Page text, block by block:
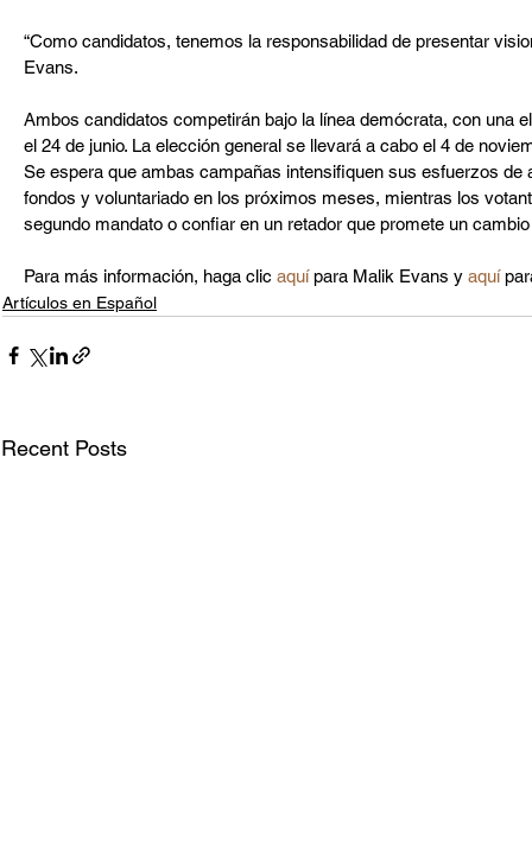
“Como candidatos, tenemos la responsabilidad de presentar
Evans.
Ambos candidatos competirán bajo la línea demócrata, con una
el 24 de junio. La elección general se llevará a cabo el 4 de
Se espera que ambas campañas intensifiquen sus esfuerzos
fondos y voluntariado en los próximos meses, mientras los
segundo mandato o confiar en un retador que promete un
Para más información, haga clic aquí para Malik Evans y aquí
Artículos en Español
Recent Posts